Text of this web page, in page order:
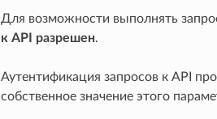
Для возможности выполнять
к API разрешен.
Аутентификация запросов к API
собственное значение этого